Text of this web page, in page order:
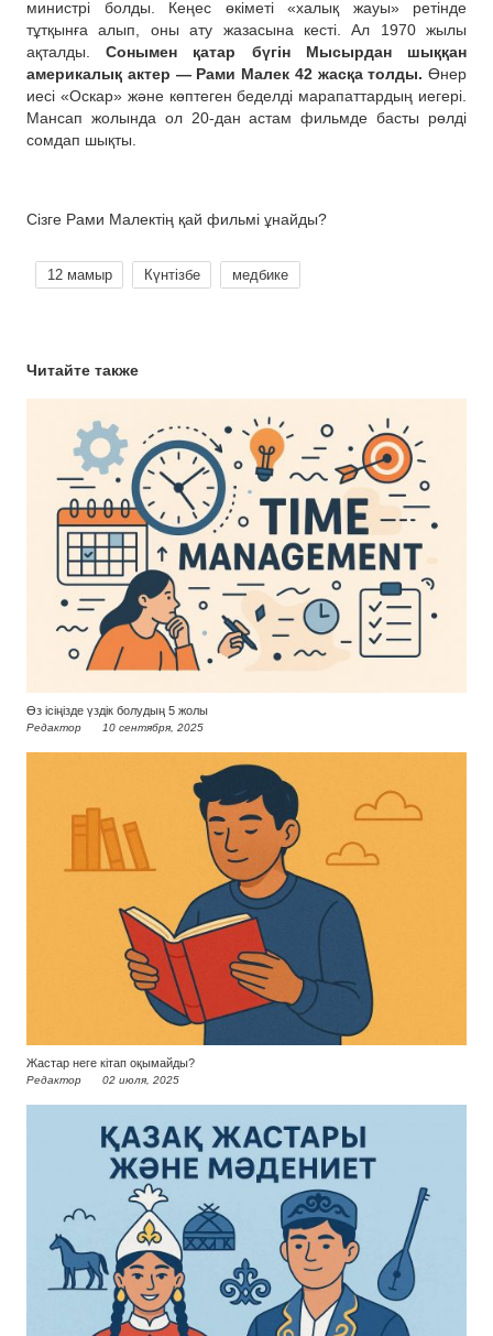
министрі болды. Кеңес өкіметі «халық жауы» ретінде
тұтқынға алып, оны ату жазасына кесті. Ал 1970 жылы
ақталды.Сонымен қатар бүгін Мысырдан шыққан
америкалық актер — Рами Малек 42 жасқа толды. Өнер
иесі «Оскар» және көптеген беделді марапаттардың иегері.
Мансап жолында ол 20-дан астам фильмде басты рөлді
сомдап шықты.
Сізге Рами Малектің қай фильмі ұнайды?
12 мамыр Күнтізбе медбике
Читайте также
Өз ісіңізде үздік болудың 5 жолы
Редактор 10 сентября, 2025
Жастар неге кітап оқымайды?
Редактор 02 июля, 2025